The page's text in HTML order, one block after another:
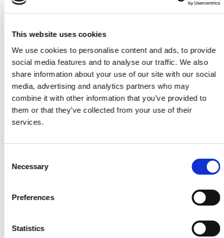
This website uses cookies
We use cookies to personalise content and ads, to provide
social media features and to analyse our traffic. We also
share information about your use of our site with our social
media, advertising and analytics partners who may
combine it with other information that you’ve provided to
them or that they’ve collected from your use of their
services.
Selection
Necessary
Preferences
Statistics
Skarp pris
Pr./Pk.
KR99,95 KR150,00
Skarp pris
Knudsen - Grøn Kile
Pr./Stk.
KR45,00
NKT Terrasseskrue Rustfri A4 4,2x55mm 170stk
Knudsen - Styreklodser